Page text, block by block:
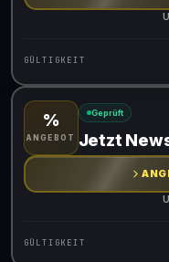
GÜLTIGKEIT
Gültig für teilnehmende
%
ANGEBOT
Geprüft
Jetzt
GÜLTIGKEIT